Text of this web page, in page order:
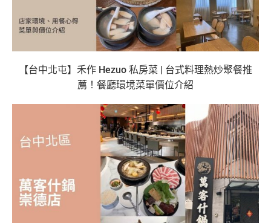
【台中北屯】禾作 Hezuo 私房菜 | 台式料理熱炒聚餐推
薦！餐廳環境菜單價位介紹